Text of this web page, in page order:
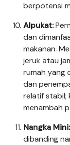
berpotensi
Alpukat:
dan
makanan.
jeruk atau
rumah yang
dan
relatif stabil;
menambah
Nangka Mini:
dibanding